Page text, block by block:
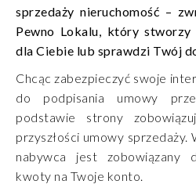
sprzedaży nieruchomość –
Pewno Lokalu, który
dla Ciebie lub sprawdzi Twój
Chcąc zabezpieczyć swoje
do podpisania umowy
podstawie strony
przyszłości umowy sprzedaży.
nabywca jest zobowiązany
kwoty na Twoje konto.